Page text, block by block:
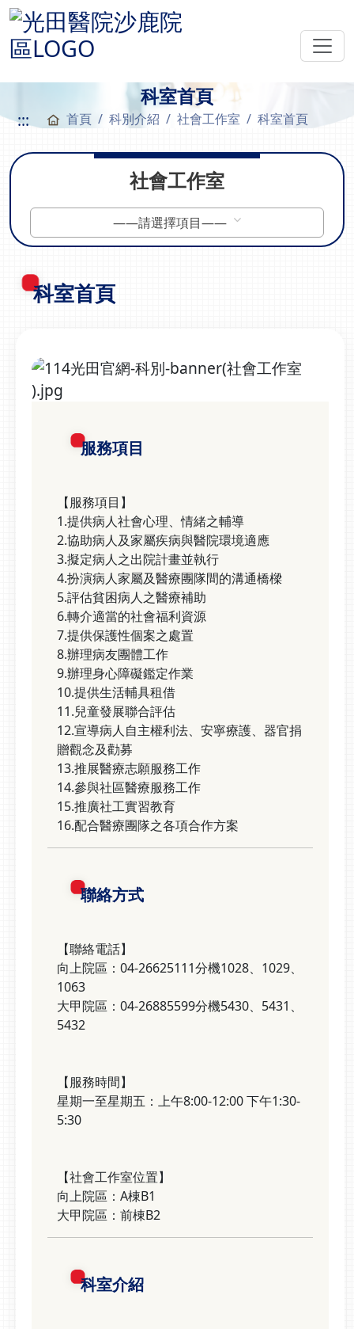
科室首頁
::: 首頁 科別介紹 社會工作室 科室首頁
社會工作室
——請選擇項目——
科室首頁
服務項目
【服務項目】
1.提供病人社會心理、情緒之輔導
2.協助病人及家屬疾病與醫院環境適應
3.擬定病人之出院計畫並執行
4.扮演病人家屬及醫療團隊間的溝通橋樑
5.評估貧困病人之醫療補助
6.轉介適當的社會福利資源
7.提供保護性個案之處置
8.辦理病友團體工作
9.辦理身心障礙鑑定作業
10.提供生活輔具租借
11.兒童發展聯合評估
12.宣導病人自主權利法、安寧療護、器官捐
贈觀念及勸募
13.推展醫療志願服務工作
14.參與社區醫療服務工作
15.推廣社工實習教育
16.配合醫療團隊之各項合作方案
聯絡方式
【聯絡電話】
向上院區：04-26625111分機1028、1029、
1063
大甲院區：04-26885599分機5430、5431、
5432
【服務時間】
星期一至星期五：上午8:00-12:00 下午1:30-
5:30
【社會工作室位置】
向上院區：A棟B1
大甲院區：前棟B2
科室介紹